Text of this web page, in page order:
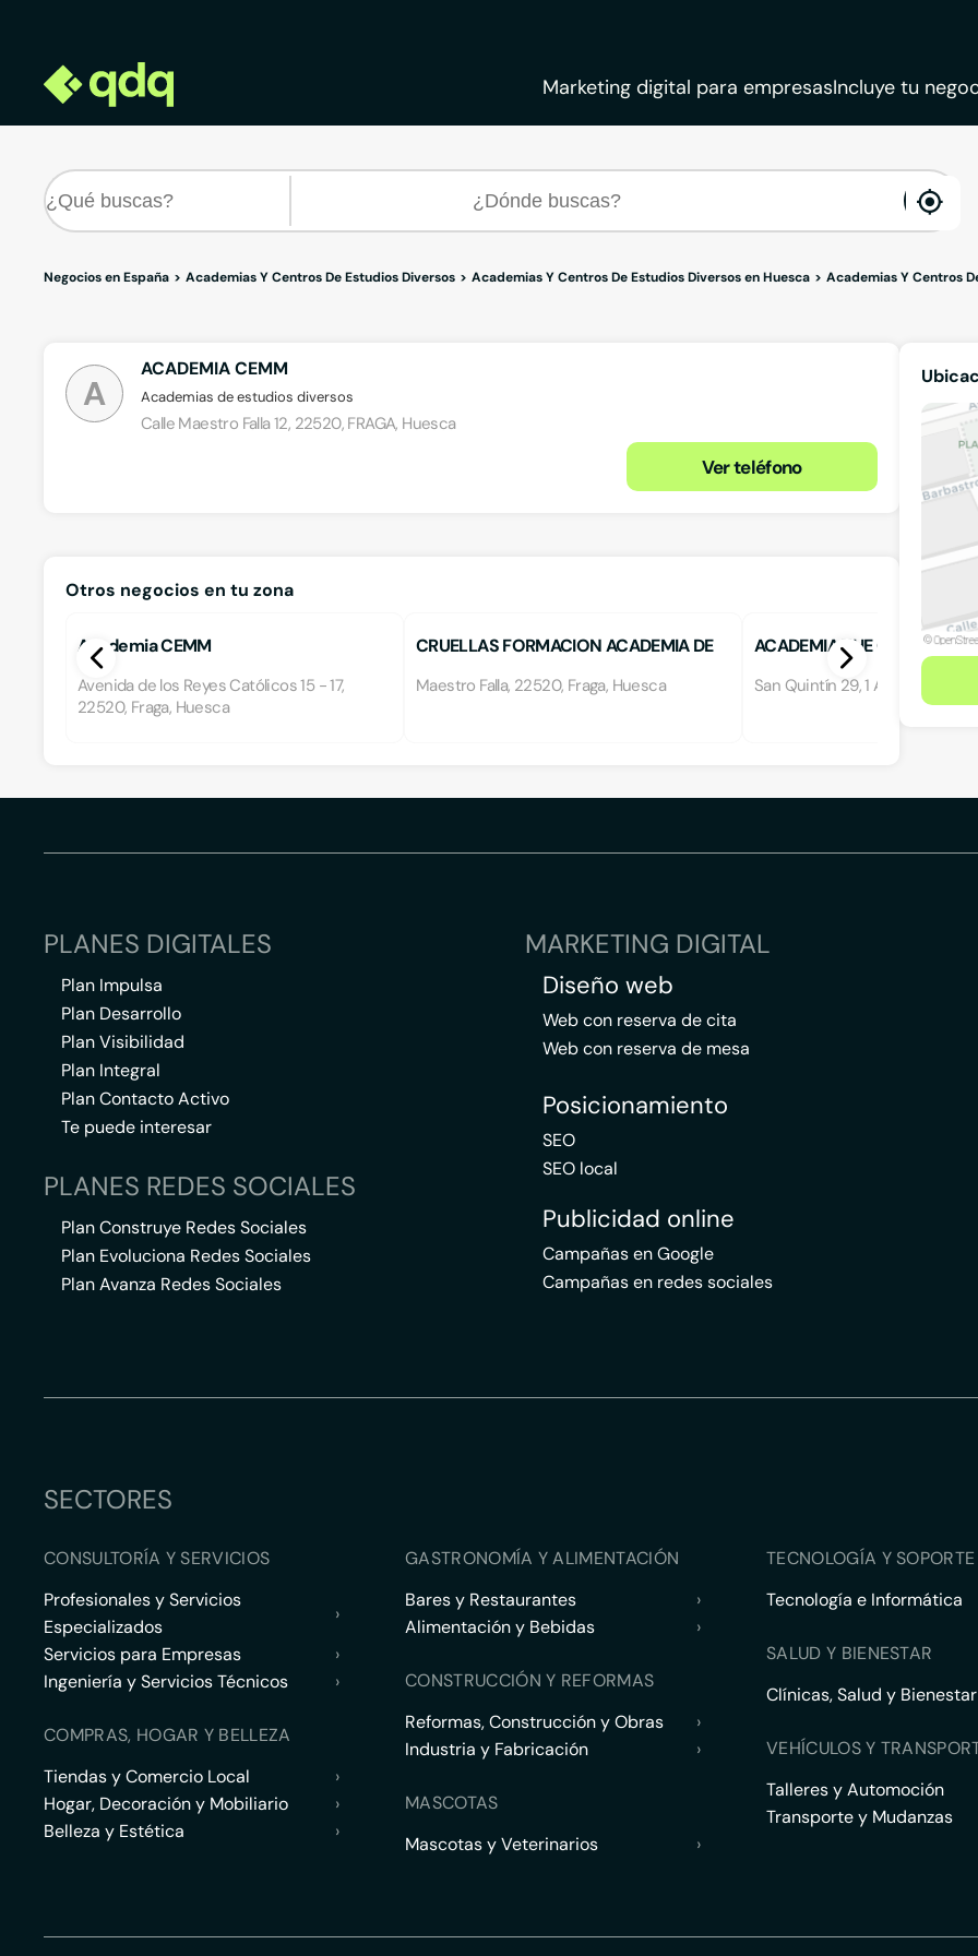
Marketing digital para empresasIncluye tu
Negocios en España Academias Y Centros De Estudios Diversos Academias Y Centros De Estudios Diversos en Huesca Academias Y Centros
A
ACADEMIA CEMM
Academias de estudios diversos
Calle Maestro Falla 12, 22520, FRAGA, Huesca
Ver teléfono
Otros negocios en tu zona
Academia CEMM
Avenida de los Reyes Católicos 15 - 17,
22520, Fraga, Huesca
CRUELLAS FORMACION ACADEMIA DE
Maestro Falla, 22520, Fraga, Huesca
ACADEMIA THE COLLEGE
San Quintín 29, 1 A, 22520,
PLANES DIGITALES
Plan Impulsa
Plan Desarrollo
Plan Visibilidad
Plan Integral
Plan Contacto Activo
Te puede interesar
PLANES REDES SOCIALES
Plan Construye Redes Sociales
Plan Evoluciona Redes Sociales
Plan Avanza Redes Sociales
MARKETING DIGITAL
Diseño web
Web con reserva de cita
Web con reserva de mesa
Posicionamiento
SEO
SEO local
Publicidad online
Campañas en Google
Campañas en redes sociales
SECTORES
CONSULTORÍA Y SERVICIOS
Profesionales y Servicios
Especializados
›
Servicios para Empresas
›
Ingeniería y Servicios Técnicos
›
COMPRAS, HOGAR Y BELLEZA
Tiendas y Comercio Local
›
Hogar, Decoración y Mobiliario
›
Belleza y Estética
›
GASTRONOMÍA Y ALIMENTACIÓN
Bares y Restaurantes
›
Alimentación y Bebidas
›
CONSTRUCCIÓN Y REFORMAS
Reformas, Construcción y Obras
›
Industria y Fabricación
›
MASCOTAS
Mascotas y Veterinarios
›
TECNOLOGÍA Y
Tecnología e Informática
SALUD Y BIENESTAR
Clínicas, Salud y Bienestar
VEHÍCULOS Y
Talleres y Automoción
Transporte y Mudanzas